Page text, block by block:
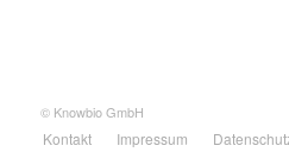
© Knowbio GmbH
Kontakt Impressum